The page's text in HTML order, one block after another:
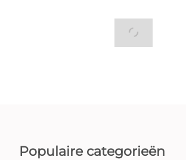
Populaire categorieën